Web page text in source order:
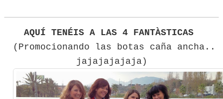
AQUÍ TENÉIS A LAS 4 FANTÀSTICAS
(Promocionando las botas caña ancha..
jajajajajaja)